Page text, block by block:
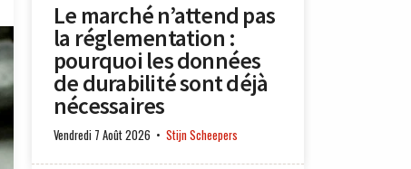
Le marché n’attend pas
la réglementation :
pourquoi les données
de durabilité sont déjà
nécessaires
Vendredi 7 Août 2026 Stijn Scheepers